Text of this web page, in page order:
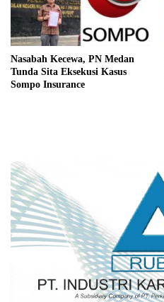
Nasabah Kecewa, PN Medan
Tunda Sita Eksekusi Kasus
Sompo Insurance